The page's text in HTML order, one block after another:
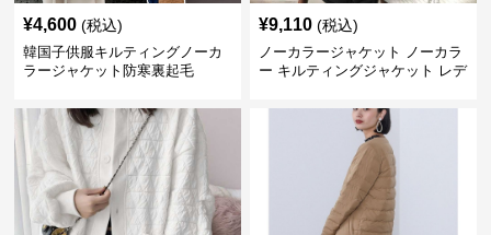
¥4,600 (税込)
韓国子供服キルティングノーカ
ラージャケット防寒裏起毛
¥9,110 (税込)
ノーカラージャケット ノーカラ
ー キルティングジャケット レデ